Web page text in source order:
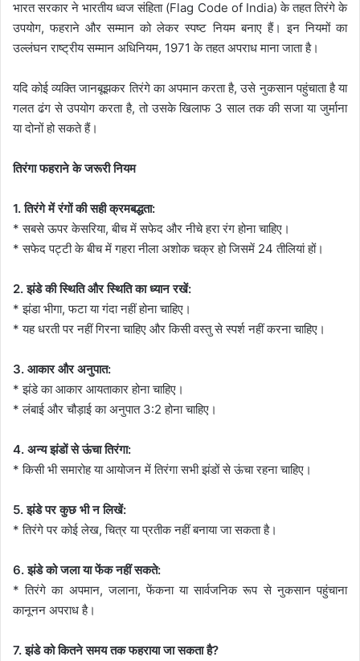
भारत सरकार ने भारतीय ध्वज संहिता (Flag Code of India) के तहत तिरंगे के
उपयोग, फहराने और सम्मान को लेकर स्पष्ट नियम बनाए हैं। इन नियमों का
उल्लंघन राष्ट्रीय सम्मान अधिनियम, 1971 के तहत अपराध माना जाता है।
यदि कोई व्यक्ति जानबूझकर तिरंगे का अपमान करता है, उसे नुकसान पहुंचाता है या
गलत ढंग से उपयोग करता है, तो उसके खिलाफ 3 साल तक की सजा या जुर्माना
या दोनों हो सकते हैं।
तिरंगा फहराने के जरूरी नियम
1. तिरंगे में रंगों की सही क्रमबद्धता:
* सबसे ऊपर केसरिया, बीच में सफेद और नीचे हरा रंग होना चाहिए।
* सफेद पट्टी के बीच में गहरा नीला अशोक चक्र हो जिसमें 24 तीलियां हों।
2. झंडे की स्थिति और स्थिति का ध्यान रखें:
* झंडा भीगा, फटा या गंदा नहीं होना चाहिए।
* यह धरती पर नहीं गिरना चाहिए और किसी वस्तु से स्पर्श नहीं करना चाहिए।
3. आकार और अनुपात:
* झंडे का आकार आयताकार होना चाहिए।
* लंबाई और चौड़ाई का अनुपात 3:2 होना चाहिए।
4. अन्य झंडों से ऊंचा तिरंगा:
* किसी भी समारोह या आयोजन में तिरंगा सभी झंडों से ऊंचा रहना चाहिए।
5. झंडे पर कुछ भी न लिखें:
* तिरंगे पर कोई लेख, चित्र या प्रतीक नहीं बनाया जा सकता है।
6. झंडे को जला या फेंक नहीं सकते:
* तिरंगे का अपमान, जलाना, फेंकना या सार्वजनिक रूप से नुकसान पहुंचाना
कानूनन अपराध है।
7. झंडे को कितने समय तक फहराया जा सकता है?